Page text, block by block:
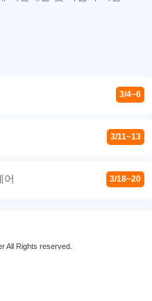
3/4~6
3/11~13
어 3/18~20
All Rights reserved.